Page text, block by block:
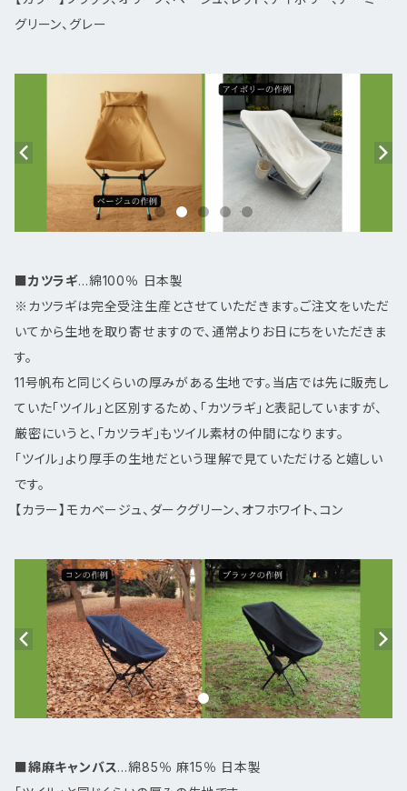
グリーン、グレー
■カツラギ…綿100％ 日本製
※カツラギは完全受注生産とさせていただきます。ご注文をいただ
いてから生地を取り寄せますので、通常よりお日にちをいただきま
す。
11号帆布と同じくらいの厚みがある生地です。当店では先に販売し
ていた「ツイル」と区別するため、「カツラギ」と表記していますが、
厳密にいうと、「カツラギ」もツイル素材の仲間になります。
「ツイル」より厚手の生地だという理解で見ていただけると嬉しい
です。
【カラー】モカベージュ、ダークグリーン、オフホワイト、コン
■綿麻キャンバス…綿85％ 麻15％ 日本製